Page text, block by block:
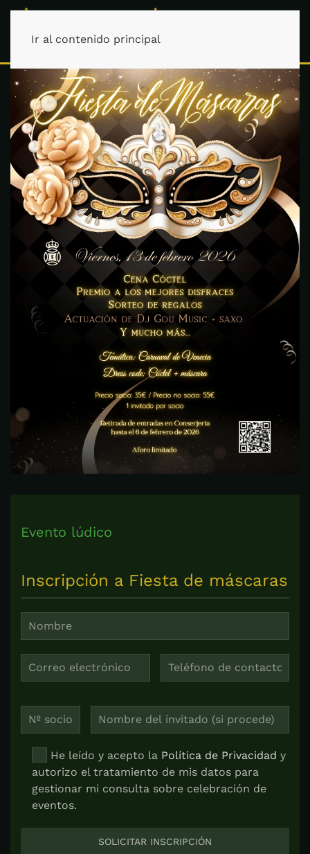
Ir al contenido principal
Evento lúdico
Inscripción a Fiesta de máscaras
He leído y acepto la Política de Privacidad y
autorizo el tratamiento de mis datos para
gestionar mi consulta sobre celebración de
eventos.